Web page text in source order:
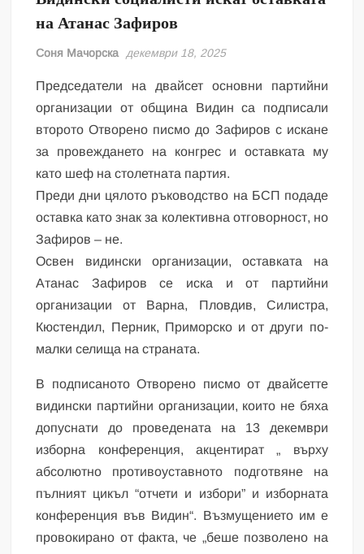
на Атанас Зафиров
Соня Мачорска декември 18, 2025
Председатели на двайсет основни партийни
организации от община Видин са подписали
второто Отворено писмо до Зафиров с искане
за провеждането на конгрес и оставката му
като шеф на столетната партия.
Преди дни цялото ръководство на БСП подаде
оставка като знак за колективна отговорност, но
Зафиров – не.
Освен видински организации, оставката на
Атанас Зафиров се иска и от партийни
организации от Варна, Пловдив, Силистра,
Кюстендил, Перник, Приморско и от други по-
малки селища на страната.
В подписаното Отворено писмо от двайсетте
видински партийни организации, които не бяха
допуснати до проведената на 13 декември
изборна конференция, акцентират „ върху
абсолютно противоуставното подготвяне на
пълният цикъл “отчети и избори” и изборната
конференция във Видин“. Възмущението им е
провокирано от факта, че „беше позволено на